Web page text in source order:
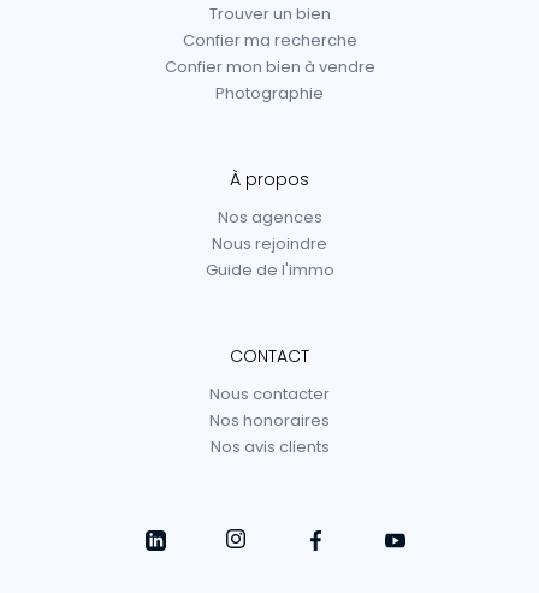
Trouver un bien
Confier ma recherche
Confier mon bien à vendre
Photographie
À propos
Nos agences
Nous rejoindre
Guide de l'immo
CONTACT
Nous contacter
Nos honoraires
Nos avis clients